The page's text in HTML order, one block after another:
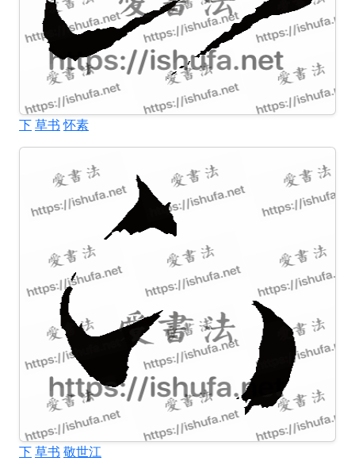
下草书 怀素
下草书 敬世江